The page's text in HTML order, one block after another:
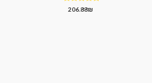
דורג206.88₪